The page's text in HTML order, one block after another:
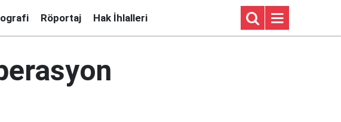
Röportaj Hak İhlalleri